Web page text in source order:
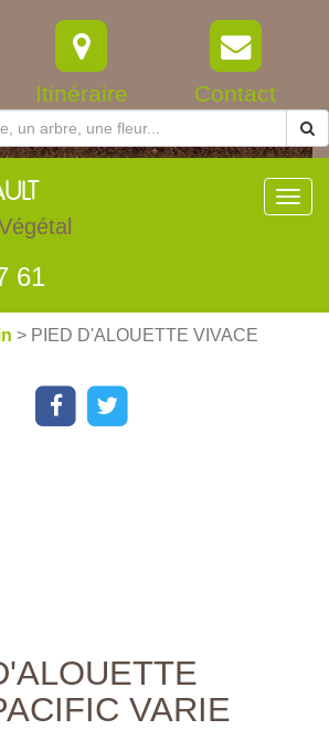
Itinéraire Contact
61
> PIED D'ALOUETTE VIVACE
VARIE